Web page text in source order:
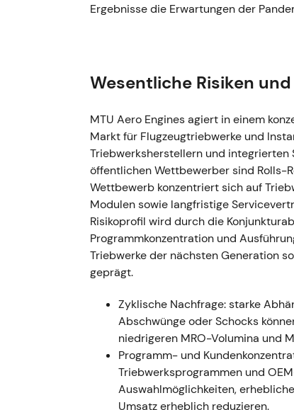
Ergebnisse die Erwartungen der
### Q1 2023 — Rekordquartal (April
Mio. € (+70 %); Ad-hoc-Meldungen
übertrafen.[7],[9]- Einordnung: Die
deutlich konstruktiver.[7] ,[9]-
andauernden Aufwärtstrends.
### Juli 2023 — PW1100G (Pratt &
(Branchenschock) - Ereignis: Pratt &
Bauteilen der PW1100G-Familie
angeordnet (anfänglich rund 1.200
Werkstattbesuche auslöste. MTU, als
bedeutender GTF-MRO- und
Presseberichten zufolge könnte MTU
scharf auf Risikobetrachtung um —
haftungsrechtliche Unsicherheiten
exponiert (Haftung) und als
Kursrückgang und hohe Volatilität,
Wesentliche Risiken
MTU Aero Engines agiert in einem
Markt für Flugzeugtriebwerke und
Triebwerksherstellern und
öffentlichen Wettbewerber sind Rolls-
Wettbewerb konzentriert sich auf
Modulen sowie langfristige
Risikoprofil wird durch die
Programmkonzentration und
Triebwerke der nächsten Generation
geprägt.
Zyklische Nachfrage: starke
Abschwünge oder Schocks
niedrigeren MRO-Volumina und
Programm- und
Triebwerksprogrammen und
Auswahlmöglichkeiten,
Umsatz erheblich reduzieren.